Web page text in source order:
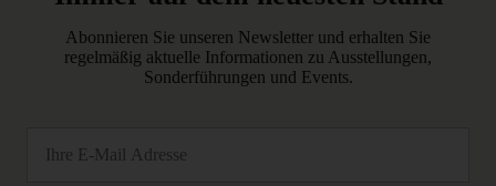
Abonnieren Sie unseren Newsletter und erhalten Sie
regelmäßig aktuelle Informationen zu Ausstellungen,
Sonderführungen und Events.